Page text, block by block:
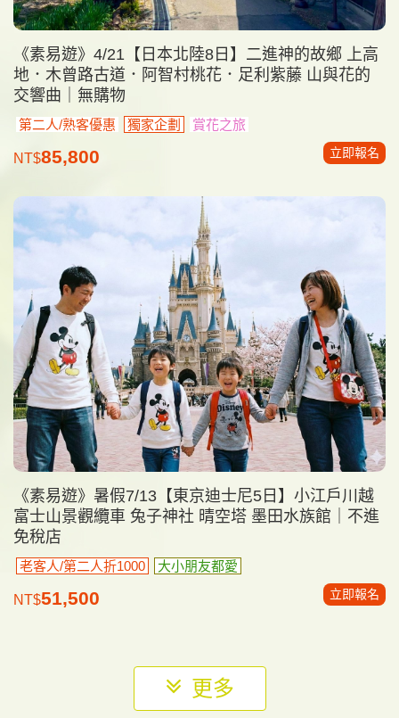
《素易遊》4/21【日本北陸8日】二進神的故鄉 上高
地．木曾路古道．阿智村桃花．足利紫藤 山與花的
交響曲｜無購物
第二人/熟客優惠 獨家企劃 賞花之旅
NT$85,800 立即報名
《素易遊》暑假7/13【東京迪士尼5日】小江戶川越
富士山景觀纜車 兔子神社 晴空塔 墨田水族館｜不進
免稅店
老客人/第二人折1000 大小朋友都愛
NT$51,500 立即報名
更多